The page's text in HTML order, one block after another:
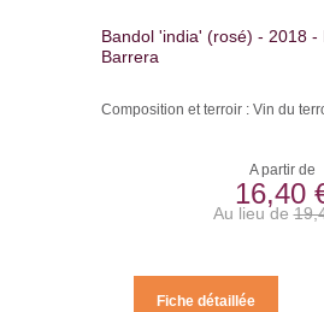
Bandol 'india' (rosé) - 2018 -
Barrera
Composition et terroir : Vin du
A partir de
16,40
Au lieu de
Fiche détaillée